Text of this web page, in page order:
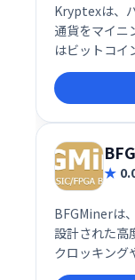
Kryptexは、
通貨をマイニ
はビットコイ
イドル状態
させるだけで
状況に応じ
BFGMinerは
設計された高
クロッキング
的な機能を